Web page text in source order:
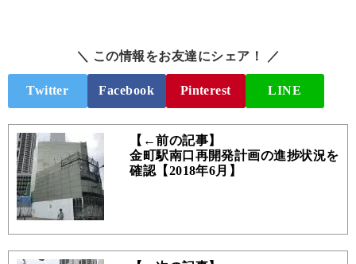
＼ この情報をお友達にシェア！ ／
Twitter Facebook Pinterest LINE
【←前の記事】
金町駅南口再開発計画の進捗状況を
確認【2018年6月】